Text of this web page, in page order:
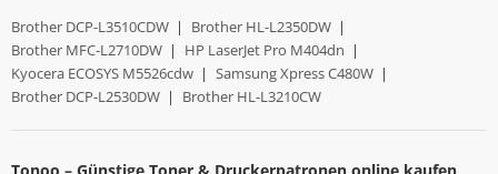
Brother DCP-L3510CDW | Brother HL-L2350DW |
Brother MFC-L2710DW | HP LaserJet Pro M404dn |
Kyocera ECOSYS M5526cdw | Samsung Xpress C480W |
Brother DCP-L2530DW | Brother HL-L3210CW